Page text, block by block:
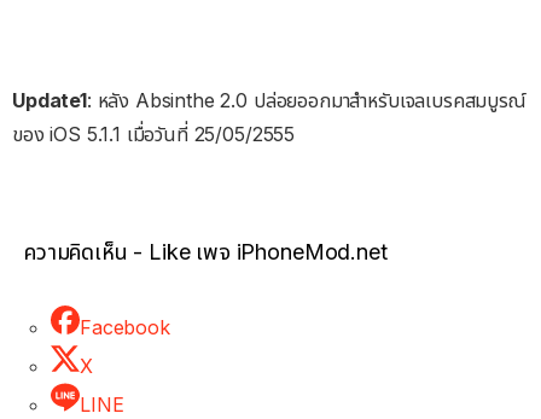
Update1: หลัง Absinthe 2.0 ปล่อยออกมาสำหรับเจลเบรคสมบูรณ์
ของ iOS 5.1.1 เมื่อวันที่ 25/05/2555
ความคิดเห็น - Like เพจ iPhoneMod.net
Facebook
X
LINE